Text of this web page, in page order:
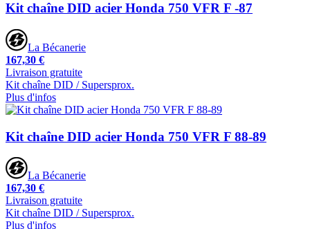
Kit chaîne DID acier Honda 750 VFR F -87
La Bécanerie
167,30 €
Livraison gratuite
Kit chaîne DID / Supersprox.
Plus d'infos
Kit chaîne DID acier Honda 750 VFR F 88-89
La Bécanerie
167,30 €
Livraison gratuite
Kit chaîne DID / Supersprox.
Plus d'infos